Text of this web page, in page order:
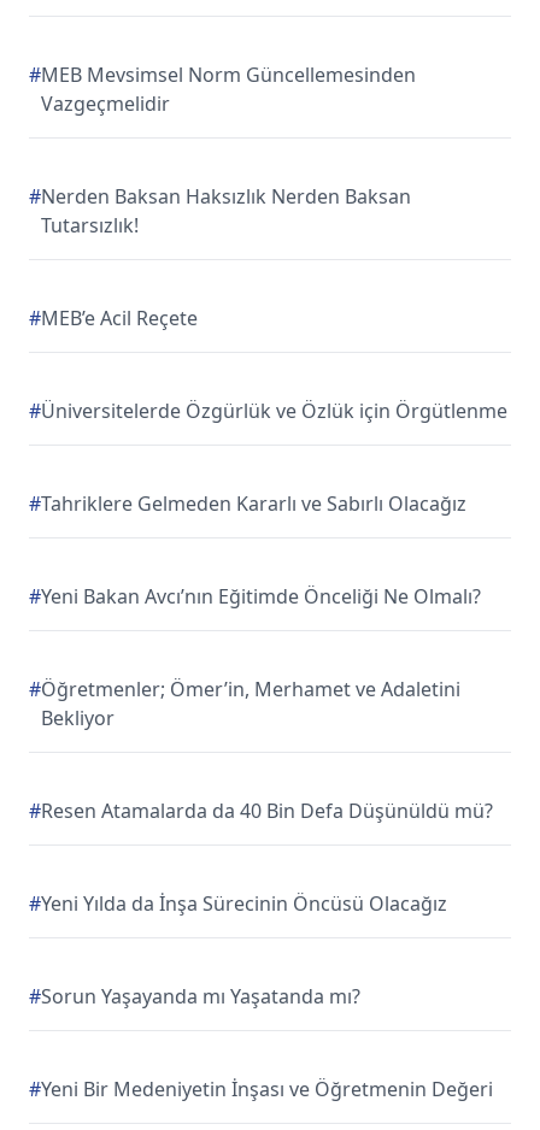
#MEB Mevsimsel Norm Güncellemesinden
Vazgeçmelidir
#Nerden Baksan Haksızlık Nerden Baksan
Tutarsızlık!
#MEB’e Acil Reçete
#Üniversitelerde Özgürlük ve Özlük için Örgütlenme
#Tahriklere Gelmeden Kararlı ve Sabırlı Olacağız
#Yeni Bakan Avcı’nın Eğitimde Önceliği Ne Olmalı?
#Öğretmenler; Ömer’in, Merhamet ve Adaletini
Bekliyor
#Resen Atamalarda da 40 Bin Defa Düşünüldü mü?
#Yeni Yılda da İnşa Sürecinin Öncüsü Olacağız
#Sorun Yaşayanda mı Yaşatanda mı?
#Yeni Bir Medeniyetin İnşası ve Öğretmenin Değeri